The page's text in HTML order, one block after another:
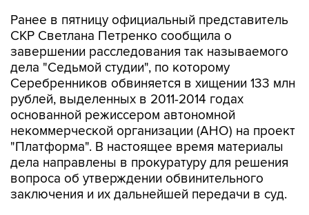
Ранее в пятницу официальный представитель
СКР Светлана Петренко сообщила о
завершении расследования так называемого
дела "Седьмой студии", по которому
Серебренников обвиняется в хищении 133 млн
рублей, выделенных в 2011-2014 годах
основанной режиссером автономной
некоммерческой организации (АНО) на проект
"Платформа". В настоящее время материалы
дела направлены в прокуратуру для решения
вопроса об утверждении обвинительного
заключения и их дальнейшей передачи в суд.